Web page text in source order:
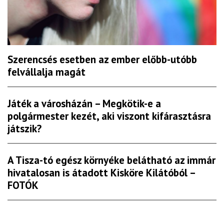
Szerencsés esetben az ember előbb-utóbb
felvállalja magát
Játék a városházán – Megkötik-e a
polgármester kezét, aki viszont kifárasztásra
játszik?
A Tisza-tó egész környéke belátható az immár
hivatalosan is átadott Kisköre Kilátóból –
FOTÓK